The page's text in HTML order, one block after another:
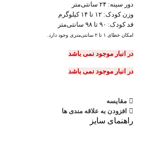
دور سینه: ۲۴ سانتی‌متر
وزن کودک: ۱۲ تا ۱۴ کیلوگرم
قد کودک: ۹۰ تا ۹۸ سانتی‌متر
امکان خطای ۱ تا ۲ سانتی‌متری وجود دارد.
در انبار موجود نمی باشد
در انبار موجود نمی باشد
مقایسه
افزودن به علاقه مندی ها
راهنمای سایز